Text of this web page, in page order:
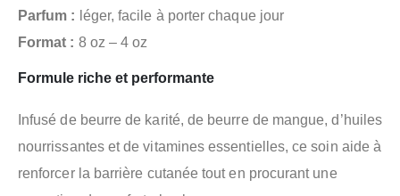
Parfum : léger, facile à porter chaque jour
Format : 8 oz – 4 oz
Formule riche et performante
Infusé de beurre de karité, de beurre de mangue, d’huiles
nourrissantes et de vitamines essentielles, ce soin aide à
renforcer la barrière cutanée tout en procurant une